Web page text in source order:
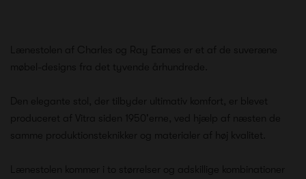
Lænestolen af Charles og Ray Eames er et af de suveræne
møbel-designs fra det tyvende århundrede.
Den elegante stol, der tilbyder ultimativ komfort, er blevet
produceret af Vitra siden 1950'erne, ved hjælp af næsten de
samme produktionsteknikker og materialer af høj kvalitet.
Lænestolen kommer i to størrelser og adskillige kombinationer